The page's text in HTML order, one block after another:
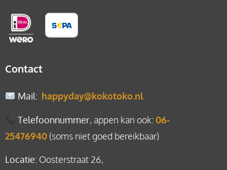
Contact
Mail: happyday@kokotoko.nl
Telefoonnummer, appen kan ook: 06-
25476940 (soms niet goed bereikbaar)
Locatie: Oosterstraat 26,